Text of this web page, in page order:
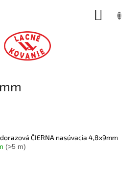
ČIERNA nasúvacia 4,8x9mm
(>5 m)